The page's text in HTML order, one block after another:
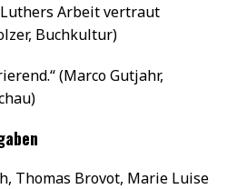
Arbeit vertraut
Buchkultur)
(Marco Gutjahr,
Thomas Brovot, Marie Luise